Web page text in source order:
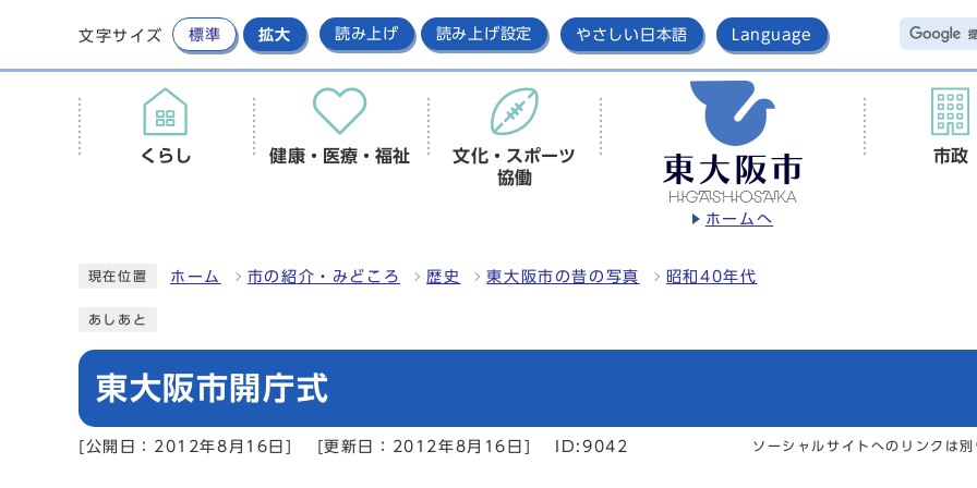
文字サイズ 標準 拡大 読み上げ 読み上げ設定 やさしい日本語 Language
ホームへ
くらし 健康・医療・福祉
文化・スポーツ
協働
市政
現在位置 ホーム 市の紹介・みどころ 歴史 東大阪市の昔の写真 昭和40年代
あしあと
東大阪市開庁式
[公開日：2012年8月16日] [更新日：2012年8月16日] ID:9042 ソーシャルサイトへのリンクは